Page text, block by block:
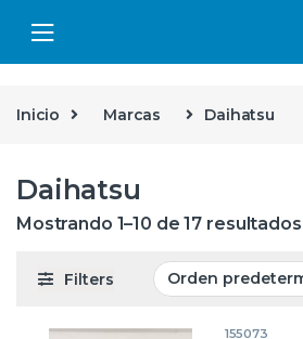
Inicio Marcas Daihatsu
Daihatsu
Mostrando 1–10 de 17 resultados
Filters
155073